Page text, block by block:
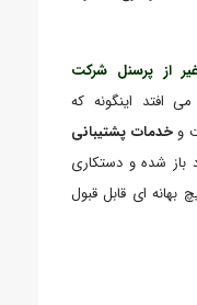
از پرسنل شرکت
افتد اینگونه که
وخدمات پشتیبانی
باز شده و دستکاری
ای قابل قبول